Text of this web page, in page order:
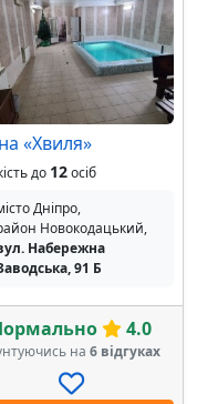
«Хвиля»
до 12осіб
Дніпро,
Новокодацький,
Набережна
91 Б
4.0
на 6 відгуках